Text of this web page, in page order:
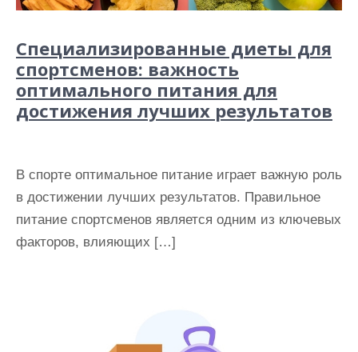
Специализированные диеты для
спортсменов: важность
оптимального питания для
достижения лучших результатов
В спорте оптимальное питание играет важную роль
в достижении лучших результатов. Правильное
питание спортсменов является одним из ключевых
факторов, влияющих […]